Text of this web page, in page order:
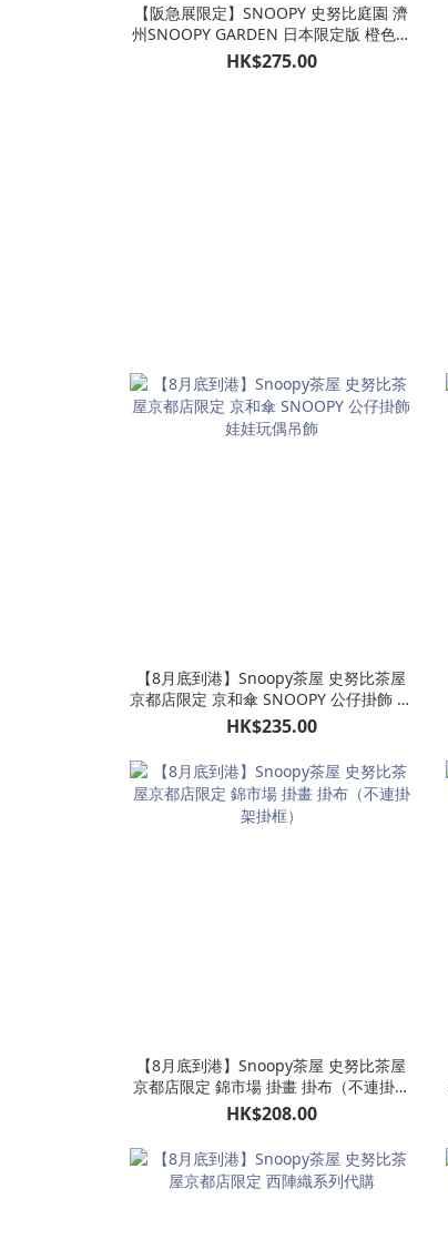
【阪急展限定】SNOOPY 史努比庭園 濟
州SNOOPY GARDEN 日本限定版 橙色帽
柑橘公仔掛飾 OLAF 歐拉夫（8月11日截
單）
HK$275.00
【8月底到港】Snoopy茶屋 史努比茶屋
京都店限定 京和傘 SNOOPY 公仔掛飾 娃
娃玩偶吊飾
HK$235.00
【8月底到港】Snoopy茶屋 史努比茶屋
京都店限定 錦市場 掛畫 掛布（不連掛架
掛框）
HK$208.00